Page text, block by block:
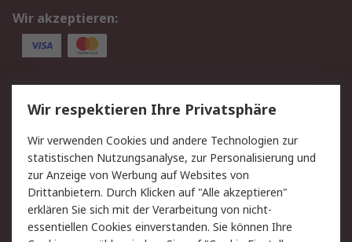
Wir akzeptieren:
Service
Value Added Services
Lieferlösungen
Rücksendung/Entsorgung Kontakt
Hilfe
Rechtliches
RS Verkaufs- und Datenschutz
Wir respektieren Ihre Privatsphäre
Wir verwenden Cookies und andere Technologien zur
statistischen Nutzungsanalyse, zur Personalisierung und
zur Anzeige von Werbung auf Websites von
Drittanbietern. Durch Klicken auf "Alle akzeptieren"
erklären Sie sich mit der Verarbeitung von nicht-
essentiellen Cookies einverstanden. Sie können Ihre